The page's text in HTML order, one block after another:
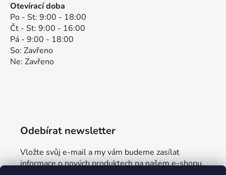
Otevírací doba
Po - St: 9:00 - 18:00
Čt - St: 9:00 - 16:00
Pá - 9:00 - 18:00
So: Zavřeno
Ne: Zavřeno
Odebírat newsletter
Vložte svůj e-mail a my vám budeme zasílat
informace o nových produktech na našem e-shopu.